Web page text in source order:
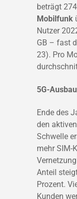
beträgt
Mobilfunk
Nutzer
GB – fast
23). Pro
5G-
Ende des
den
Schwelle
mehr SIM-
Anteil
Prozent.
Kunden